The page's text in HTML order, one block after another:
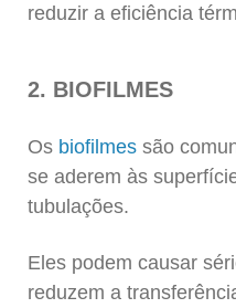
reduzir a eficiência
2. BIOFILMES
Os biofilmes são
se aderem às
tubulações.
Eles podem causar
reduzem a